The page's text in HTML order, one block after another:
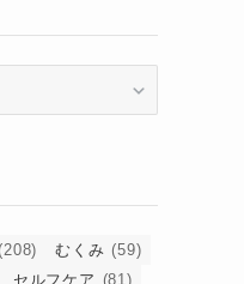
むくみ (59)
セルフケア (81)